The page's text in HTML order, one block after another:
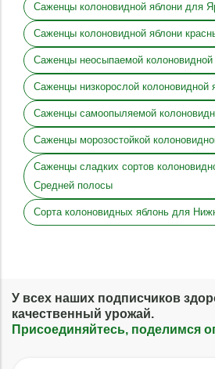
Саженцы колоновидной яблони для
Саженцы колоновидной яблони
Саженцы неосыпаемой колоновидной
Саженцы низкорослой колоновидной
Саженцы самоопыляемой
Саженцы морозостойкой
Саженцы сладких сортов
Средней полосы
Сорта колоновидных яблонь для
У всех наших подписчиков
качественный урожай.
Присоединяйтесь, поделимся